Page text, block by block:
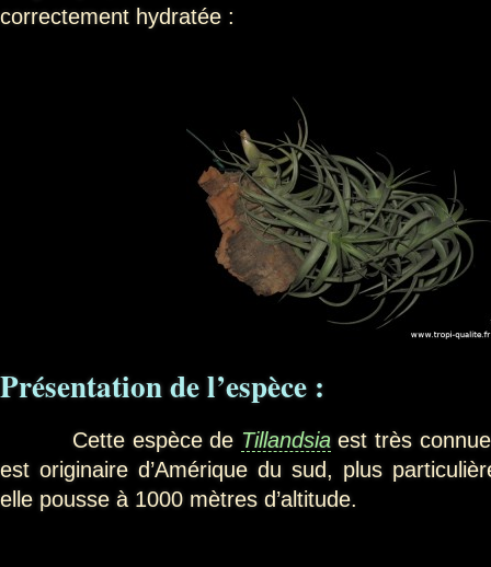
correctement hydratée :
Présentationde l’espèce :
Cette espèce de Tillandsiaest très
est originaire d’Amérique du sud, plus
elle pousse à 1000 mètres d’altitude.